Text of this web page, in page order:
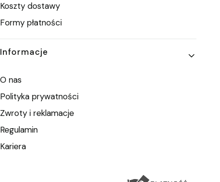
Koszty dostawy
Formy płatności
Informacje
O nas
Polityka prywatności
Zwroty i reklamacje
Regulamin
Kariera